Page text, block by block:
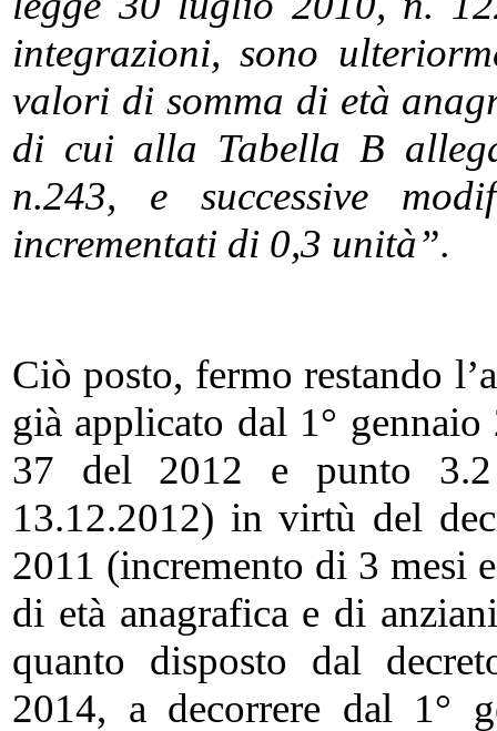
integrazioni, sono
valori di somma di età
di cui alla Tabella B
n.243, e successive
incrementati di 0,3 unità”.
Ciò posto, fermo restando
già applicato dal 1°
37 del 2012 e punto
13.12.2012) in virtù del
2011 (incremento di 3 mesi
di età anagrafica e di
quanto disposto dal
2014, a decorrere dal